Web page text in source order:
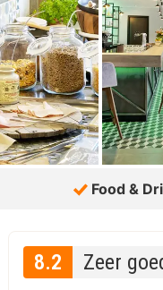
Food &
8.2 Zeer